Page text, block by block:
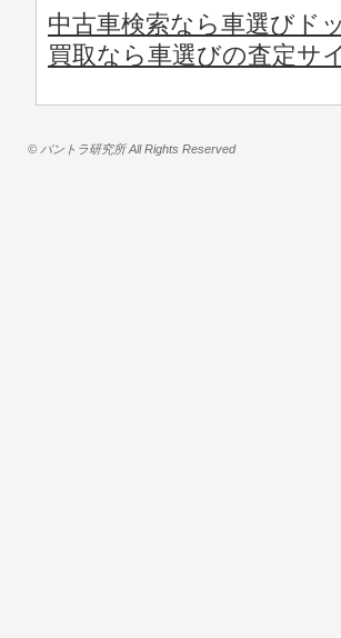
中古車検索なら車選びド
買取なら車選びの査定サ
© バントラ研究所 All Rights Reserved